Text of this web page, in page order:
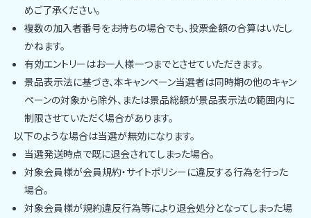
めご了承ください。
複数の加入者番号をお持ちの場合でも、投票金額の合算はいたし
かねます。
有効エントリーはお一人様一つまでとさせていただきます。
景品表示法に基づき、本キャンペーン当選者は同時期の他のキャン
ペーンの対象から除外、または景品総額が景品表示法の範囲内に
制限させていただく場合があります。
以下のような場合は当選が無効になります。
当選発送時点で既に退会されてしまった場合。
対象会員様が会員規約・サイトポリシーに違反する行為を行った
場合。
対象会員様が規約違反行為等により退会処分となってしまった場